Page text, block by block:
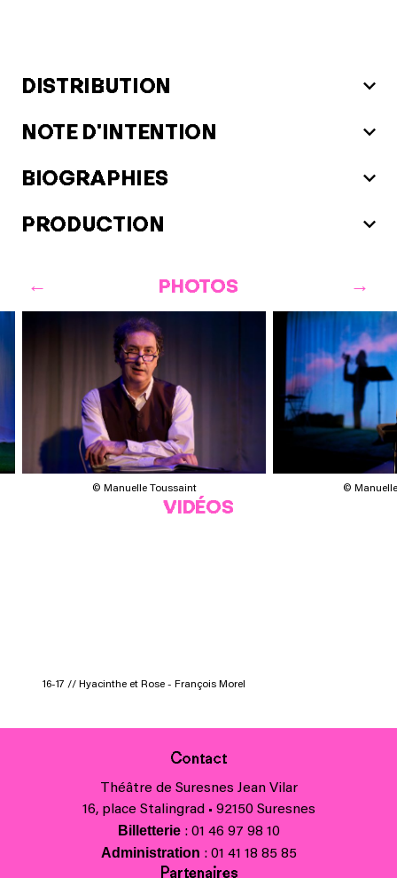
DISTRIBUTION
NOTE D'INTENTION
BIOGRAPHIES
PRODUCTION
PHOTOS
© Manuelle Toussaint ©
VIDÉOS
16-17 // Hyacinthe et Rose - François Morel
Contact
Théâtre de Suresnes Jean Vilar
16, place Stalingrad • 92150 Suresnes
Billetterie: 01 46 97 98 10
Administration : 01 41 18 85 85
Partenaires